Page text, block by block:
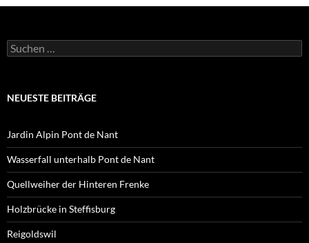
Suchen
nach:
NEUESTE BEITRÄGE
Jardin Alpin Pont de Nant
Wasserfall unterhalb Pont de Nant
Quellweiher der Hinteren Frenke
Holzbrücke in Steffisburg
Reigoldswil